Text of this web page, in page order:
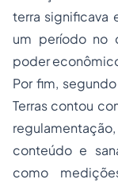
terra significava
um período no
poder
Por fim,
Terras contou
conteúdo e
como